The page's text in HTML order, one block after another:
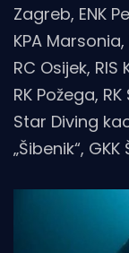
Zagreb, ENK
KPA
RC Osijek,
RK Požega,
Star Diving
„Šibenik“,